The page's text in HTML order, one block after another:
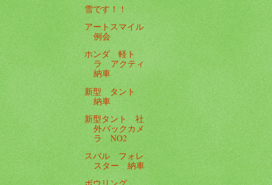
雪です！！
アートスマイル
例会
ホンダ 軽ト
ラ アクティ
納車
新型 タント
納車
新型タント 社
外バックカメ
ラ NO2
スバル フォレ
スター 納車